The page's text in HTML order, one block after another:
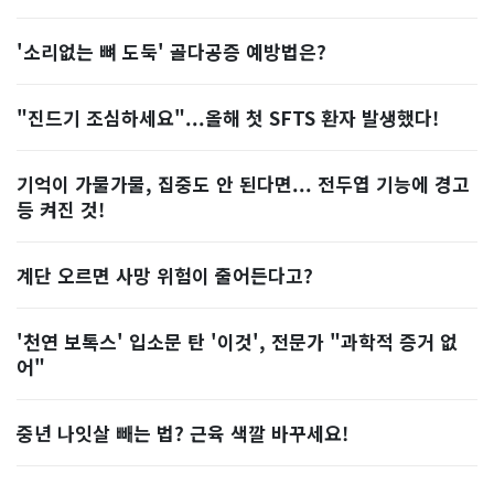
'소리없는 뼈 도둑' 골다공증 예방법은?
"진드기 조심하세요"...올해 첫 SFTS 환자 발생했다!
기억이 가물가물, 집중도 안 된다면... 전두엽 기능에 경고
등 켜진 것!
계단 오르면 사망 위험이 줄어든다고?
'천연 보톡스' 입소문 탄 '이것', 전문가 "과학적 증거 없
어"
중년 나잇살 빼는 법? 근육 색깔 바꾸세요!